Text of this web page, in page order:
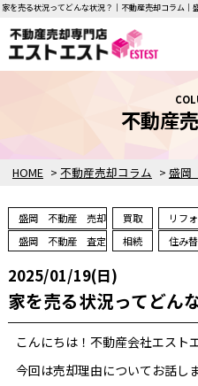
HOME > 不動産売却コラム > 盛
不動産
盛岡 不動産 売却 買取 リフ
盛岡 不動産 査定
相続 住み
2025/01/19(日)
家を売る状況ってどん
こんにちは！不動産会社エスト
今回は売却理由についてお話し